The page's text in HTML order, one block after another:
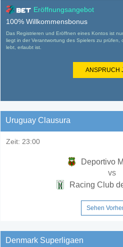
Eröffnungsangebot
100% Willkommensbonus
Das Registrieren und Eröffnen eines Kontos ist
liegt in der Verantwortung des Spielers zu
lebt, erlaubt ist.
ANSPRUCH
Uruguay Clausura
Zeit: 23:00
Deportivo
vs
Racing Club
Sehen
Denmark Superligaen